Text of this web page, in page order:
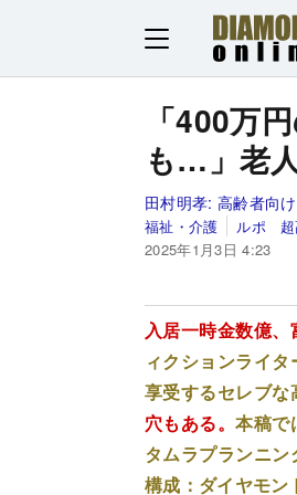
「400万
も…」老
田村明孝: 高齢者向
福祉・介護
ルポ 超
2025年1月3日 4:23
入居一時金数億
ィクションライ
享受するセレブな
穴もある。本稿で
タムラプランニン
構成：ダイヤモン